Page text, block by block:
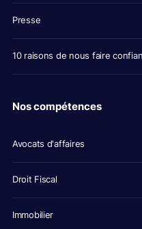
Presse
10 raisons de nous faire
Nos compétences
Avocats d'affaires
Droit Fiscal
Immobilier